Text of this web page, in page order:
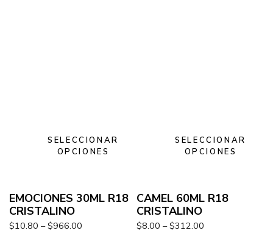
SELECCIONAR
OPCIONES
EMOCIONES 30ML R18
CRISTALINO
$10.80 – $966.00
SELECCIONAR
OPCIONES
CAMEL 60ML R18
CRISTALINO
$8.00 – $312.00